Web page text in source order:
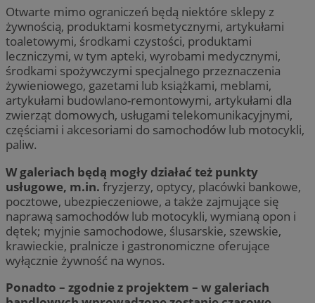
Otwarte mimo ograniczeń będą niektóre sklepy z
żywnością, produktami kosmetycznymi, artykułami
toaletowymi, środkami czystości, produktami
leczniczymi, w tym apteki, wyrobami medycznymi,
środkami spożywczymi specjalnego przeznaczenia
żywieniowego, gazetami lub książkami, meblami,
artykułami budowlano-remontowymi, artykułami dla
zwierząt domowych, usługami telekomunikacyjnymi,
częściami i akcesoriami do samochodów lub motocykli,
paliw.
W galeriach będą mogły działać też punkty
usługowe, m.in. fryzjerzy, optycy, placówki bankowe,
pocztowe, ubezpieczeniowe, a także zajmujące się
naprawą samochodów lub motocykli, wymianą opon i
dętek; myjnie samochodowe, ślusarskie, szewskie,
krawieckie, pralnicze i gastronomiczne oferujące
wyłącznie żywność na wynos.
Ponadto – zgodnie z projektem – w galeriach